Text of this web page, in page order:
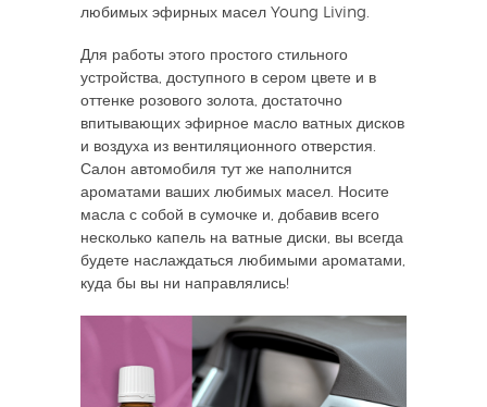
любимых эфирных масел Young Living.
Для работы этого простого стильного
устройства, доступного в сером цвете и в
оттенке розового золота, достаточно
впитывающих эфирное масло ватных дисков
и воздуха из вентиляционного отверстия.
Салон автомобиля тут же наполнится
ароматами ваших любимых масел. Носите
масла с собой в сумочке и, добавив всего
несколько капель на ватные диски, вы всегда
будете наслаждаться любимыми ароматами,
куда бы вы ни направлялись!